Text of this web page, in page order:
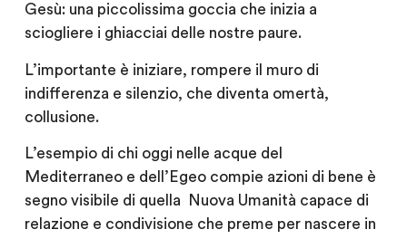
Gesù: una piccolissima goccia che inizia a
sciogliere i ghiacciai delle nostre paure.
L’importante è iniziare, rompere il muro di
indifferenza e silenzio, che diventa omertà,
collusione.
L’esempio di chi oggi nelle acque del
Mediterraneo e dell’Egeo compie azioni di bene è
segno visibile di quella
Nuova Umanità capace di
relazione e condivisione che preme per nascere in